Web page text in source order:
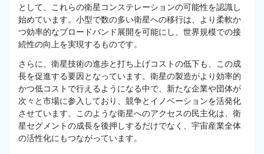
として、これらの衛星コンステレーションの可能性を認識し
始めています。小型で数の多い衛星への移行は、より柔軟か
つ効率的なブロードバンド展開を可能にし、世界規模での接
続性の向上を実現するものです。
さらに、衛星技術の進歩と打ち上げコストの低下も、この成
長を促進する要因となっています。衛星の製造がより効率的
かつ低コストで行えるようになる中で、新たな企業や団体が
次々と市場に参入しており、競争とイノベーションを活発化
させています。このような衛星へのアクセスの民主化は、衛
星セグメントの成長を後押しするだけでなく、宇宙産業全体
の活性化にもつながっています。